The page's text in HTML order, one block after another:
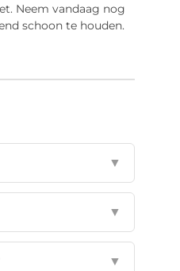
Neem vandaag nog
schoon te houden.
▼
▼
▼